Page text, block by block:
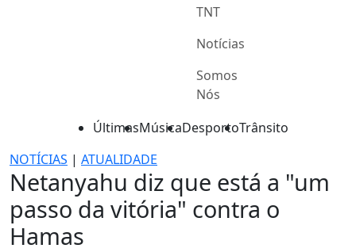
TNT
Notícias
Somos
Nós
ÚltimasMúsicaDesportoTrânsito
NOTÍCIAS | ATUALIDADE
Netanyahu diz que está a "um
passo da vitória" contra o
Hamas